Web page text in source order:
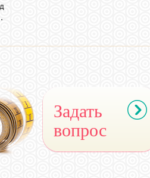
Задать
вопрос